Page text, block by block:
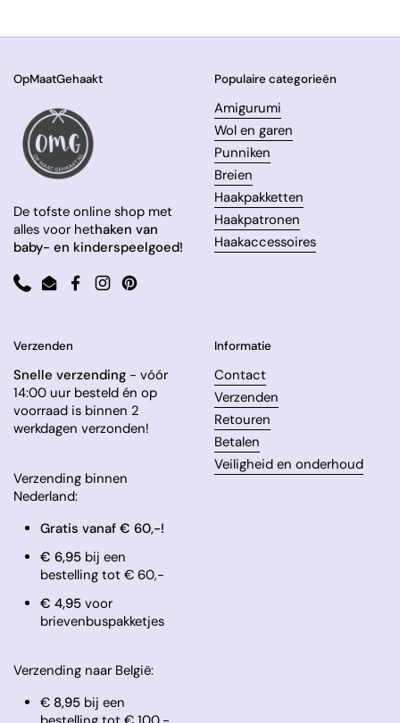
OpMaatGehaakt
De tofste online shop met
alles voor hethaken van
baby- en kinderspeelgoed!
PhoneEmailFacebook
InstagramPinterest
Populaire categorieën
Amigurumi
Wol en garen
Punniken
Breien
Haakpakketten
Haakpatronen
Haakaccessoires
Verzenden
Snelle verzending - vóór
14:00 uur besteld én op
voorraad is binnen 2
werkdagen verzonden!
Verzending binnen
Nederland:
Gratis vanaf € 60,-!
€ 6,95 bij een
bestelling tot € 60,-
​€ 4,95 voor
brievenbuspakketjes
Verzending naar België:
€ 8,95bij een
Informatie
Contact
Verzenden
Retouren
Betalen
Veiligheid en onderhoud